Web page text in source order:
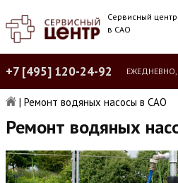
Сервисный
в САО
+7 [495] 120-24-92
| Ремонт водяных насосы в САО
Ремонт водяных